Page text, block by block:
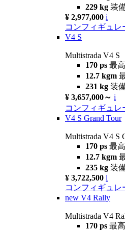
229 kg 装
¥ 2,977,000 i
コンフィギュレ
V4 S
Multistrada V4 S
170 ps 最
12.7 kgm
231 kg 装
¥ 3,657,000～ i
コンフィギュレ
V4 S Grand Tour
Multistrada V4 S
170 ps 最
12.7 kgm
235 kg 装
¥ 3,722,500 i
コンフィギュレ
new V4 Rally
Multistrada V4
170 ps 最